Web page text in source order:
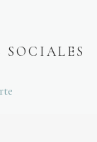
SOCIALES